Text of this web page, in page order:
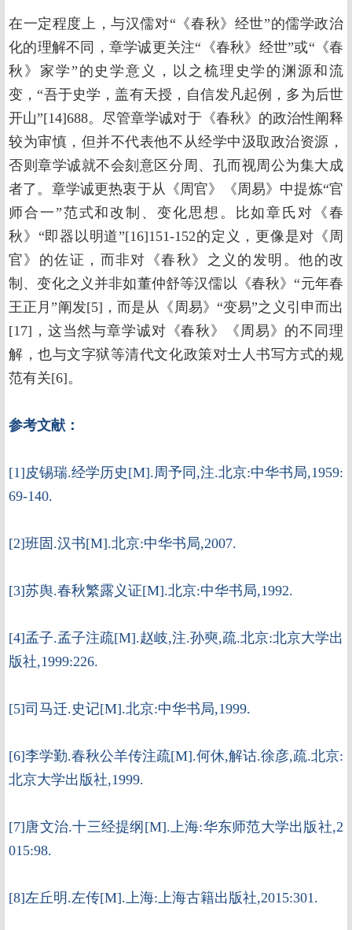
在一定程度上，与汉儒对“《春秋》经世”的儒学政治
化的理解不同，章学诚更关注“《春秋》经世”或“《春
秋》家学”的史学意义，以之梳理史学的渊源和流
变，“吾于史学，盖有天授，自信发凡起例，多为后世
开山”[14]688。尽管章学诚对于《春秋》的政治性阐释
较为审慎，但并不代表他不从经学中汲取政治资源，
否则章学诚就不会刻意区分周、孔而视周公为集大成
者了。章学诚更热衷于从《周官》《周易》中提炼“官
师合一”范式和改制、变化思想。比如章氏对《春
秋》“即器以明道”[16]151-152的定义，更像是对《周
官》的佐证，而非对《春秋》之义的发明。他的改
制、变化之义并非如董仲舒等汉儒以《春秋》“元年春
王正月”阐发[5]，而是从《周易》“变易”之义引申而出
[17]，这当然与章学诚对《春秋》《周易》的不同理
解，也与文字狱等清代文化政策对士人书写方式的规
范有关[6]。
参考文献：
[1]皮锡瑞.经学历史[M].周予同,注.北京:中华书局,1959:
69-140.
[2]班固.汉书[M].北京:中华书局,2007.
[3]苏舆.春秋繁露义证[M].北京:中华书局,1992.
[4]孟子.孟子注疏[M].赵岐,注.孙奭,疏.北京:北京大学出
版社,1999:226.
[5]司马迁.史记[M].北京:中华书局,1999.
[6]李学勤.春秋公羊传注疏[M].何休,解诂.徐彦,疏.北京:
北京大学出版社,1999.
[7]唐文治.十三经提纲[M].上海:华东师范大学出版社,2
015:98.
[8]左丘明.左传[M].上海:上海古籍出版社,2015:301.